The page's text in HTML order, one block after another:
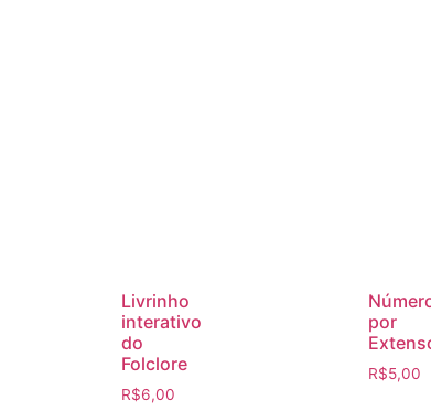
Livrinho
interativo
do
Folclore
R$6,00
por
R$5,00